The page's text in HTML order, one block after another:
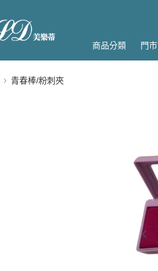
商品分類 門
青春棒/粉刺夾